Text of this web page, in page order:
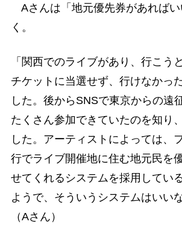
Aさんは「地元優先券があれば
く。
「関西でのライブがあり、行こう
チケットに当選せず、行けなかっ
した。後からSNSで東京からの遠
たくさん参加できていたのを知り
した。アーティストによっては、
行でライブ開催地に住む地元民を
せてくれるシステムを採用してい
ようで、そういうシステムはいい
（Aさん）